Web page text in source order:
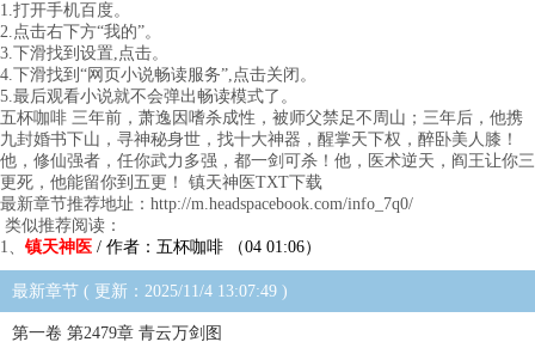
1.打开手机百度。
2.点击右下方“我的”。
3.下滑找到设置,点击。
4.下滑找到“网页小说畅读服务”,点击关闭。
5.最后观看小说就不会弹出畅读模式了。
五杯咖啡 三年前，萧逸因嗜杀成性，被师父禁足不周山；三年后，他携
九封婚书下山，寻神秘身世，找十大神器，醒掌天下权，醉卧美人膝！
他，修仙强者，任你武力多强，都一剑可杀！他，医术逆天，阎王让你三
更死，他能留你到五更！ 镇天神医TXT下载
最新章节推荐地址：http://m.headspacebook.com/info_7q0/
类似推荐阅读：
1、 镇天神医 / 作者：五杯咖啡 （04 01:06）
最新章节 ( 更新：2025/11/4 13:07:49 )
第一卷 第2479章 青云万剑图